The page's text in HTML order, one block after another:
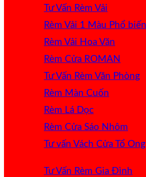
Tư Vấn Rèm Vải
Rèm Vải 1 Màu
Rèm Vải Hoa Văn
Rèm Cửa ROMAN
Tư Vấn Rèm Văn Phòng
Rèm Màn Cuốn
Rèm Lá Dọc
Rèm Cửa Sáo Nhôm
Tư vấn Vách Cửa Tổ Ong
Tư Vấn Rèm Gia Đình